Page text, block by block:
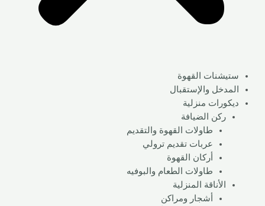
ستيشنات القهوة
المدخل والإستقبال
ديكورات منزلية
ركن الضيافة
طاولات القهوة والتقديم
عربات تقديم ترولي
أركان القهوة
طاولات الطعام والبوفيه
الأناقة المنزلية
أشجار ومراكن